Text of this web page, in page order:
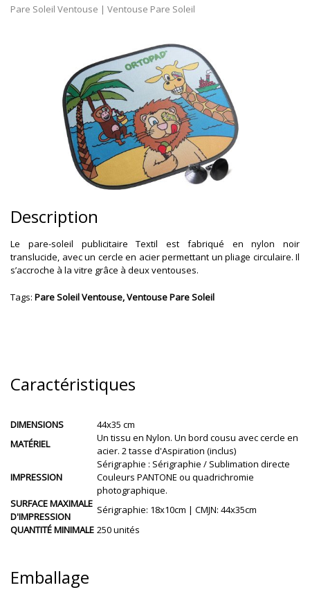
Pare Soleil Ventouse | Ventouse Pare Soleil
Description
Le pare-soleil publicitaire Textil est fabriqué en nylon noir
translucide, avec un cercle en acier permettant un pliage circulaire. Il
s’accroche à la vitre grâce à deux ventouses.
Tags: Pare Soleil Ventouse, Ventouse Pare Soleil
Caractéristiques
DIMENSIONS
44x35 cm
MATÉRIEL
Un tissu en Nylon. Un bord cousu avec cercle en
acier. 2 tasse d'Aspiration (inclus)
IMPRESSION
Sérigraphie : Sérigraphie / Sublimation directe
Couleurs PANTONE ou quadrichromie
photographique.
SURFACE MAXIMALE
D'IMPRESSION
Sérigraphie: 18x10cm | CMJN: 44x35cm
QUANTITÉ MINIMALE 250 unités
Emballage